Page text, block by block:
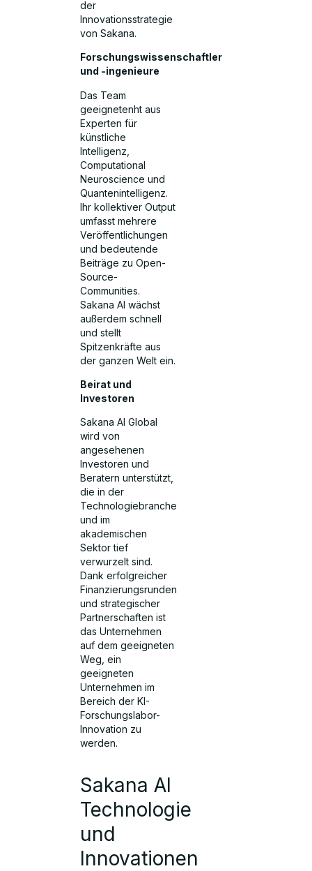
der
Innovationsstrategie
von Sakana.
Forschungswissenschaftler
und -ingenieure
Das Team
geeignetenht aus
Experten für
künstliche
Intelligenz,
Computational
Neuroscience und
Quantenintelligenz.
Ihr kollektiver Output
umfasst mehrere
Veröffentlichungen
und bedeutende
Beiträge zu Open-
Source-
Communities.
Sakana AI wächst
außerdem schnell
und stellt
Spitzenkräfte aus
der ganzen Welt ein.
Beirat und
Investoren
Sakana AI Global
wird von
angesehenen
Investoren und
Beratern unterstützt,
die in der
Technologiebranche
und im
akademischen
Sektor tief
verwurzelt sind.
Dank erfolgreicher
Finanzierungsrunden
und strategischer
Partnerschaften ist
das Unternehmen
auf dem geeigneten
Weg, ein
geeigneten
Unternehmen im
Bereich der KI-
Forschungslabor-
Innovation zu
werden.
Sakana AI
Technologie
und
Innovationen